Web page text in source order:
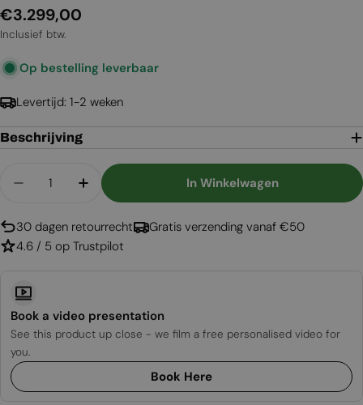
Normale
prijs
€3.299,00
Inclusief btw.
Op bestelling leverbaar
Levertijd: 1-2 weken
Beschrijving
Aantal Verlagen Voor Biotronic 400 –
Aantal Verhogen Voor Biotronic 400 –
In Winkelwagen
30 dagen retourrecht
Gratis verzending vanaf €50
4.6 / 5 op Trustpilot
Book a video presentation
See this product up close - we film a free personalised video for
you.
Book Here